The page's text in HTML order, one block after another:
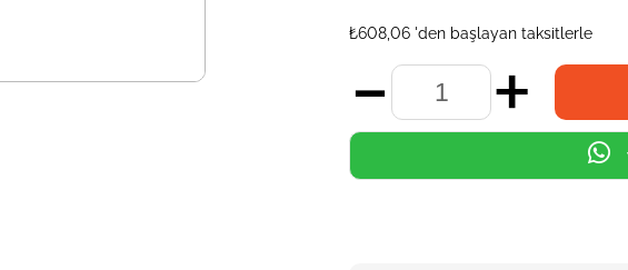
₺608,06 'den başlayan taksitlerle